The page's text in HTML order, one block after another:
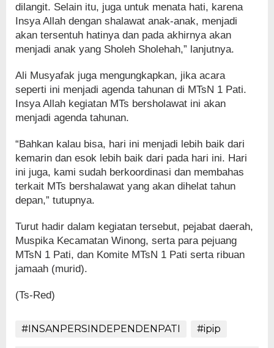
dilangit. Selain itu, juga untuk menata hati, karena
Insya Allah dengan shalawat anak-anak, menjadi
akan tersentuh hatinya dan pada akhirnya akan
menjadi anak yang Sholeh Sholehah,” lanjutnya.
Ali Musyafak juga mengungkapkan, jika acara
seperti ini menjadi agenda tahunan di MTsN 1 Pati.
Insya Allah kegiatan MTs bersholawat ini akan
menjadi agenda tahunan.
“Bahkan kalau bisa, hari ini menjadi lebih baik dari
kemarin dan esok lebih baik dari pada hari ini. Hari
ini juga, kami sudah berkoordinasi dan membahas
terkait MTs bershalawat yang akan dihelat tahun
depan,” tutupnya.
Turut hadir dalam kegiatan tersebut, pejabat daerah,
Muspika Kecamatan Winong, serta para pejuang
MTsN 1 Pati, dan Komite MTsN 1 Pati serta ribuan
jamaah (murid).
(Ts-Red)
#INSANPERSINDEPENDENPATI #ipip